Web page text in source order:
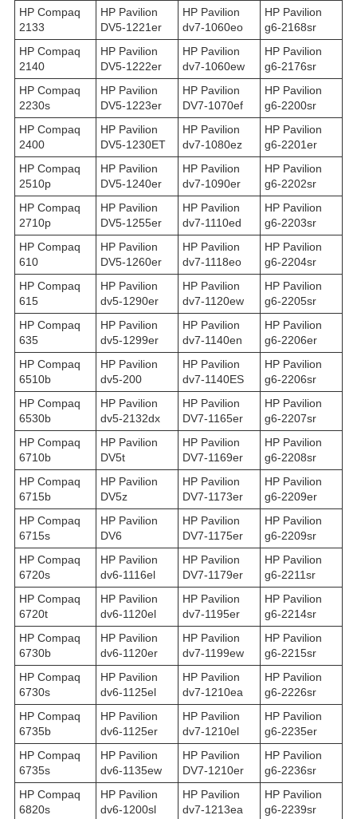
HP Compaq
2133
HP Pavilion
DV5-1221er
HP Pavilion
dv7-1060eo
HP Pavilion
g6-2168sr
HP Compaq
2140
HP Pavilion
DV5-1222er
HP Pavilion
dv7-1060ew
HP Pavilion
g6-2176sr
HP Compaq
2230s
HP Pavilion
DV5-1223er
HP Pavilion
DV7-1070ef
HP Pavilion
g6-2200sr
HP Compaq
2400
HP Pavilion
DV5-1230ET
HP Pavilion
dv7-1080ez
HP Pavilion
g6-2201er
HP Compaq
2510p
HP Pavilion
DV5-1240er
HP Pavilion
dv7-1090er
HP Pavilion
g6-2202sr
HP Compaq
2710p
HP Pavilion
DV5-1255er
HP Pavilion
dv7-1110ed
HP Pavilion
g6-2203sr
HP Compaq
610
HP Pavilion
DV5-1260er
HP Pavilion
dv7-1118eo
HP Pavilion
g6-2204sr
HP Compaq
615
HP Pavilion
dv5-1290er
HP Pavilion
dv7-1120ew
HP Pavilion
g6-2205sr
HP Compaq
635
HP Pavilion
dv5-1299er
HP Pavilion
dv7-1140en
HP Pavilion
g6-2206er
HP Compaq
6510b
HP Pavilion
dv5-200
HP Pavilion
dv7-1140ES
HP Pavilion
g6-2206sr
HP Compaq
6530b
HP Pavilion
dv5-2132dx
HP Pavilion
DV7-1165er
HP Pavilion
g6-2207sr
HP Compaq
6710b
HP Pavilion
DV5t
HP Pavilion
DV7-1169er
HP Pavilion
g6-2208sr
HP Compaq
6715b
HP Pavilion
DV5z
HP Pavilion
DV7-1173er
HP Pavilion
g6-2209er
HP Compaq
6715s
HP Pavilion
DV6
HP Pavilion
DV7-1175er
HP Pavilion
g6-2209sr
HP Compaq
6720s
HP Pavilion
dv6-1116el
HP Pavilion
DV7-1179er
HP Pavilion
g6-2211sr
HP Compaq
6720t
HP Pavilion
dv6-1120el
HP Pavilion
dv7-1195er
HP Pavilion
g6-2214sr
HP Compaq
6730b
HP Pavilion
dv6-1120er
HP Pavilion
dv7-1199ew
HP Pavilion
g6-2215sr
HP Compaq
6730s
HP Pavilion
dv6-1125el
HP Pavilion
dv7-1210ea
HP Pavilion
g6-2226sr
HP Compaq
6735b
HP Pavilion
dv6-1125er
HP Pavilion
dv7-1210el
HP Pavilion
g6-2235er
HP Compaq
6735s
HP Pavilion
dv6-1135ew
HP Pavilion
DV7-1210er
HP Pavilion
g6-2236sr
HP Compaq
6820s
HP Pavilion
dv6-1200sl
HP Pavilion
dv7-1213ea
HP Pavilion
g6-2239sr